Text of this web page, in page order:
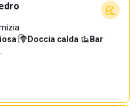
· Doccia calda· Bar·